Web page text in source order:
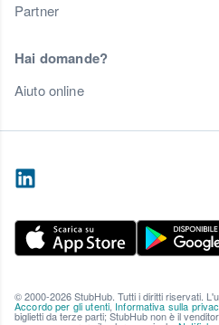
Partner
Hai domande?
Aiuto online
© 2000-2026 StubHub. Tutti i diritti riservati.
Accordo per gli utenti, Informativa sulla
biglietti da terze parti; StubHub non è il